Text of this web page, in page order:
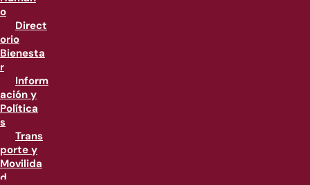
o
Direct
orio
Bienesta
r
Inform
ación y
Política
s
Trans
porte y
Movilida
d